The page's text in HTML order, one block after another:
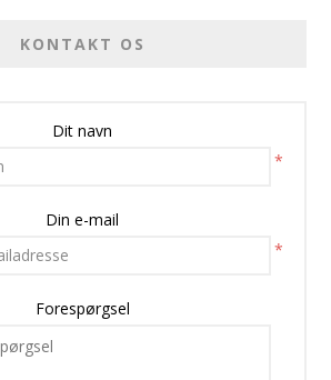
KONTAKT OS
Dit navn
*
Din e-mail
*
Forespørgsel